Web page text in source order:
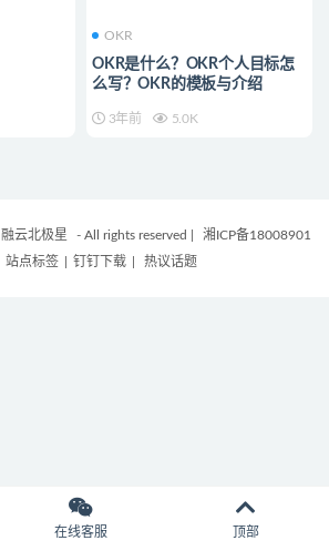
OKR
OKR是什么？OKR个人目标怎
么写？OKR的模板与介绍
3年前 5.0K
融云北极星 - All rights reserved
湘ICP备18008901
站点标签 钉钉下载 热议话题
在线客服 顶部